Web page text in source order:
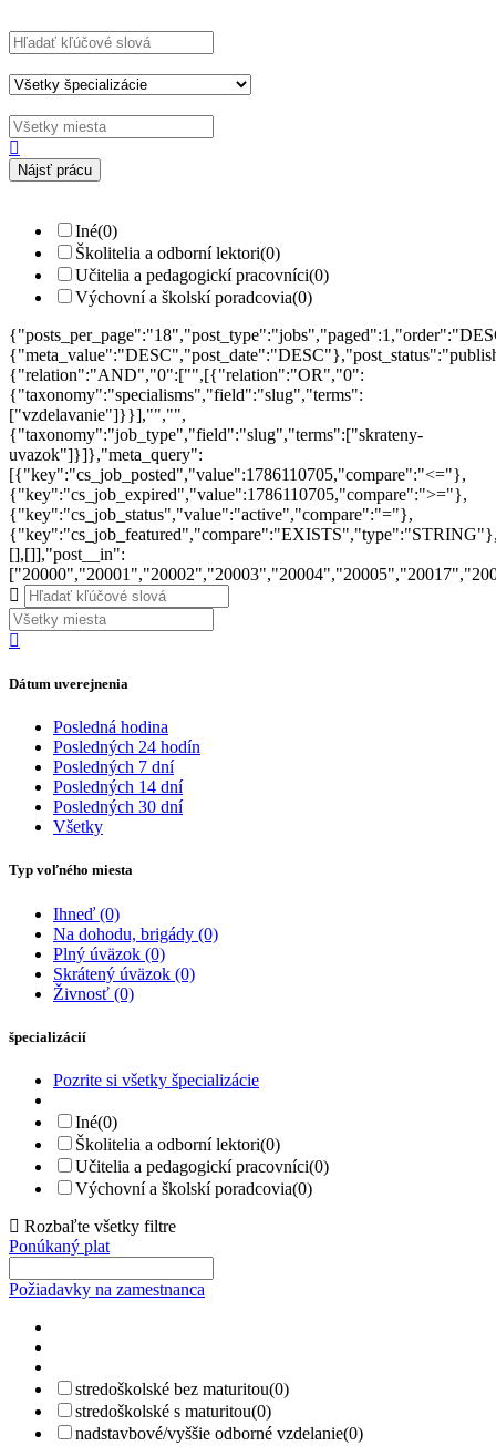
Iné(0)
Školitelia a odborní lektori(0)
Učitelia a pedagogickí pracovníci(0)
Výchovní a školskí poradcovia(0)
{"relation":"AND","0":["",[{"relation":"OR","0":
{"taxonomy":"specialisms","field":"slug","terms":
["vzdelavanie"]}}],"","",
{"taxonomy":"job_type","field":"slug","terms":["skrateny-
uvazok"]}]},"meta_query":
[{"key":"cs_job_posted","value":1786110705,"compare":"<="},
{"key":"cs_job_expired","value":1786110705,"compare":">="},
{"key":"cs_job_status","value":"active","compare":"="},
[],[]],"post__in":
Dátum uverejnenia
Posledná hodina
Posledných 24 hodín
Posledných 7 dní
Posledných 14 dní
Posledných 30 dní
Všetky
Typ voľného miesta
Ihneď (0)
Na dohodu, brigády (0)
Plný úväzok (0)
Skrátený úväzok (0)
Živnosť (0)
špecializácií
Pozrite si všetky špecializácie
Iné(0)
Školitelia a odborní lektori(0)
Učitelia a pedagogickí pracovníci(0)
Výchovní a školskí poradcovia(0)
Rozbaľte všetky filtre
Ponúkaný plat
Požiadavky na zamestnanca
stredoškolské bez maturitou(0)
stredoškolské s maturitou(0)
nadstavbové/vyššie odborné vzdelanie(0)